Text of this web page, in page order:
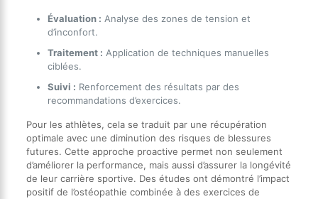
Évaluation : Analyse des zones de tension et
d’inconfort.
Traitement : Application de techniques manuelles
ciblées.
Suivi : Renforcement des résultats par des
recommandations d’exercices.
Pour les athlètes, cela se traduit par une récupération
optimale avec une diminution des risques de blessures
futures. Cette approche proactive permet non seulement
d’améliorer la performance, mais aussi d’assurer la longévité
de leur carrière sportive. Des études ont démontré l’impact
positif de l’ostéopathie combinée à des exercices de